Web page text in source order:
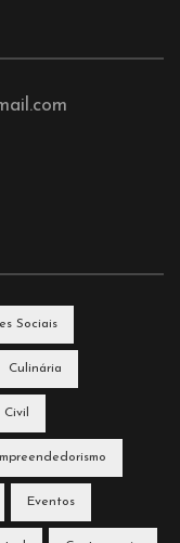
Sociais
Culinária
Civil
Eventos